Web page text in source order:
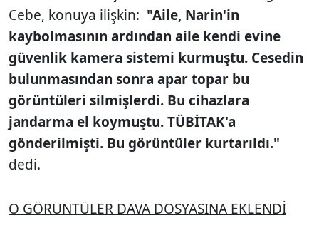
Cebe, konuya ilişkin: "Aile, Narin'in
kaybolmasının ardından aile kendi evine
güvenlik kamera sistemi kurmuştu. Cesedin
bulunmasından sonra apar topar bu
görüntüleri silmişlerdi. Bu cihazlara
jandarma el koymuştu. TÜBİTAK'a
gönderilmişti. Bu görüntüler kurtarıldı."
dedi.
O GÖRÜNTÜLER DAVA DOSYASINA EKLENDİ